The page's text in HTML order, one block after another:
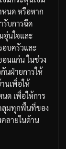
หนดหรือหาก
รับการฉีด
อุ่นใจและ
บครัวและ
อนแก่นในช่วง
นฝ่ายการให้
นเพื่อให้
นด เพื่อให้การ
ลุมทุกพื้นที่ของ
ลายในด้าน